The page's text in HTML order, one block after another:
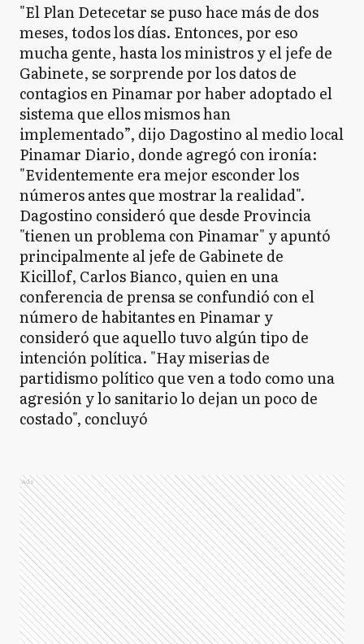
"El Plan Detecetar se puso hace más de dos
meses, todos los días. Entonces, por eso
mucha gente, hasta los ministros y el jefe de
Gabinete, se sorprende por los datos de
contagios en Pinamar por haber adoptado el
sistema que ellos mismos han
implementado”, dijo Dagostino al medio local
Pinamar Diario, donde agregó con ironía:
"Evidentemente era mejor esconder los
números antes que mostrar la realidad".
Dagostino consideró que desde Provincia
"tienen un problema con Pinamar" y apuntó
principalmente al jefe de Gabinete de
Kicillof, Carlos Bianco, quien en una
conferencia de prensa se confundió con el
número de habitantes en Pinamar y
consideró que aquello tuvo algún tipo de
intención política. "Hay miserias de
partidismo político que ven a todo como una
agresión y lo sanitario lo dejan un poco de
costado", concluyó
Ads